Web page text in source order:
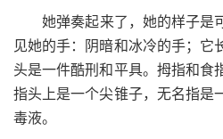
她弹奏起来了，她的样子是
见她的手：阴暗和冰冷的手；它
头是一件酷刑和平具。拇指和食
指头上是一个尖锥子，无名指是
毒液。